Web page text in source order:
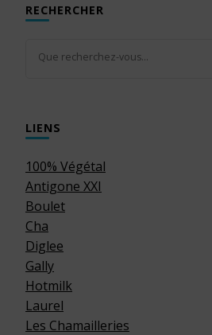
RECHERCHER
recherchiez
LIENS
100% Végétal
Antigone XXI
Boulet
Cha
Diglee
Gally
Hotmilk
Laurel
Les Chamailleries